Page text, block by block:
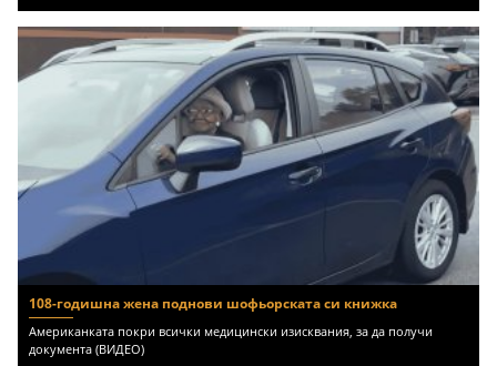
108-годишна жена поднови шофьорската си книжка
Американката покри всички медицински изисквания, за да получи
документа (ВИДЕО)